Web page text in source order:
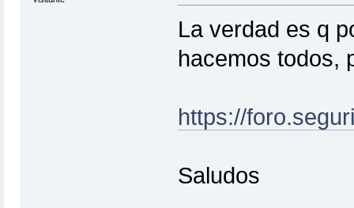
La verdad es q
hacemos todos,
https://
Saludos